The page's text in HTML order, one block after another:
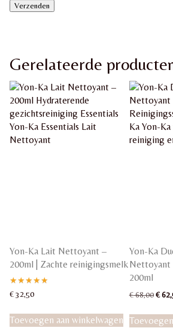
Gerelateerde
Yon-Ka Lait Nettoyant –
200ml | Zachte reinigingsmelk
Gewaardeerd
5.00
€32,50
Toevoegen aan winkelwagen
Yon-Ka
Nettoyant
200ml
€68,00
was:
€
€